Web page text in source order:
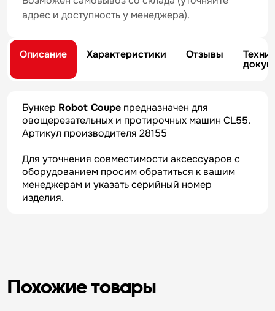
адрес и доступность у менеджера).
Описание Характеристики Отзывы
Бункер Robot Coupe предназначен для
овощерезательных и протирочных машин CL55.
Артикул производителя 28155
Для уточнения совместимости аксессуаров с
оборудованием просим обратиться к вашим
менеджерам и указать серийный номер
изделия.
Похожие товары